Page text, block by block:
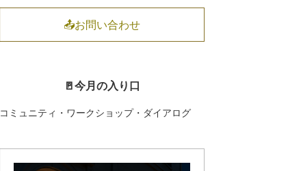
📤お問い合わせ
🚪今月の入り口
コミュニティ・ワークショップ・ダイアログ